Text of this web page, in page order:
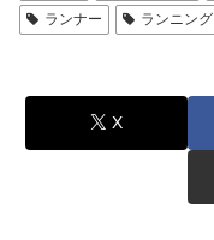
ランナー
ランニング
X